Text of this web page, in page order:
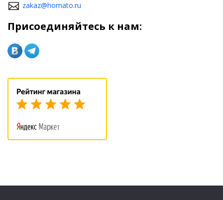
zakaz@homato.ru
Присоединяйтесь к нам: